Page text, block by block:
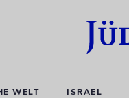
WELT ISRAEL